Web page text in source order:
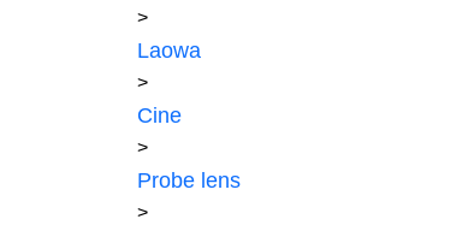
>
Laowa
>
Cine
>
Probe lens
>